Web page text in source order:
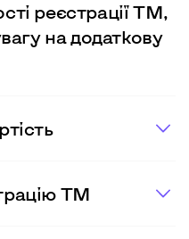
реєстрації ТМ,
на додаткову
ТМ